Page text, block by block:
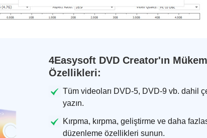
4Easysoft DVD Creator'ın
Özellikleri:
Tüm videoları DVD-5, DVD-9 vb. dahil
yazın.
Kırpma, kırpma, geliştirme ve daha
düzenleme özellikleri sunun.